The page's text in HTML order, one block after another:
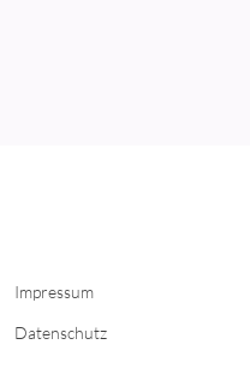
Impressum
Datenschutz